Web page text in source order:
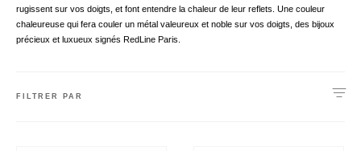
rugissent sur vos doigts, et font entendre la chaleur de leur reflets. Une couleur
chaleureuse qui fera couler un métal valeureux et noble sur vos doigts, des bijoux
précieux et luxueux signés RedLine Paris.
FILTRER PAR